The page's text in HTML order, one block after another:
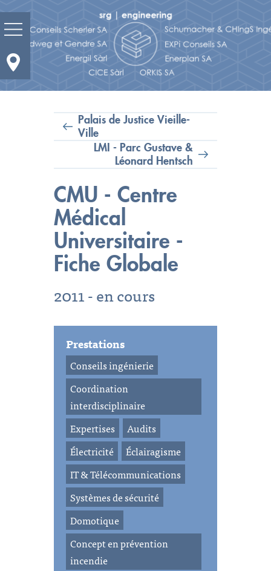
Prestations
Domaines d'activités
Réalisations
Bureaux et contacts
Carrières
Palais de Justice Vieille-
Ville
LMI - Parc Gustave &
Léonard Hentsch
CMU - Centre
Médical
Universitaire -
Fiche Globale
2011 - en cours
Prestations
Conseils ingénierie
Coordination
interdisciplinaire
Expertises
Audits
Électricité
Éclairagisme
IT & Télécommunications
Systèmes de sécurité
Domotique
Concept en prévention
incendie